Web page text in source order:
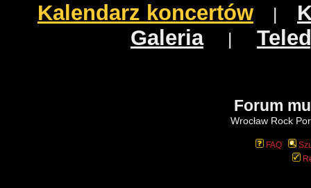
Kalendarz koncertów
Galeria|
Forum
Wrocław Rock
FAQ